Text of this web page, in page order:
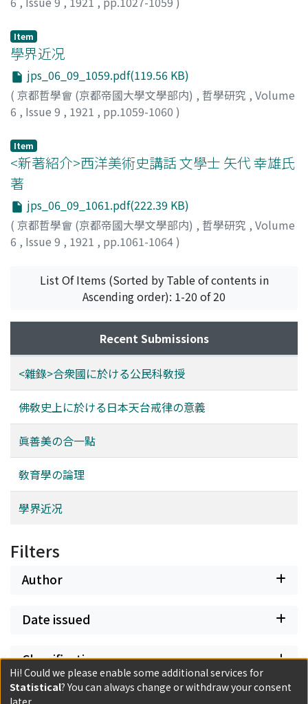
Item
學界近况
jps_06_09_1059.pdf(119.56 KB)
( 京都哲學會 (京都帝國大學文學部内) , 哲學研究 , Volume
6 , Issue 9 , 1921 , pp.1059-1060 )
Item
<新著紹介>西洋美術史講話 文學士 矢代 幸雄氏
著
jps_06_09_1061.pdf(222.39 KB)
( 京都哲學會 (京都帝國大學文學部内) , 哲學研究 , Volume
6 , Issue 9 , 1921 , pp.1061-1064)
List Of Items (Sorted by Table of contents in
Ascending order): 1-20 of 20
Recent Submissions
<雜錄>合衆國に於ける公民科敎授
佛敎史上に於ける日本天台戒律の意義
眞善美の合一點
敎育學の論理
學界近况
Filters
Author
Date issued
Classification
Document Type
Hi! Could we please enable some additional services for
Statistical? You can always change or withdraw your consent
later.